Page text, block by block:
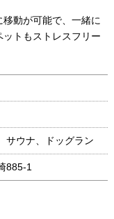
動が可能で、一緒に
トもストレスフリー
サウナ、ドッグラン
885-1